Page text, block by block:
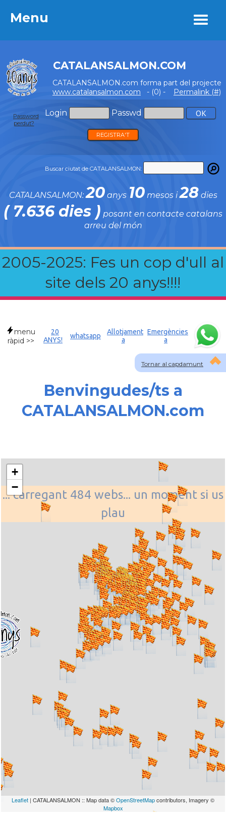
Menu
CATALANSALMON.COM
CATALANSALMON.com forma part del projecte
www.catalansalmon.com - (0) - Permalink (#)
Login Passwd
Password
perdut?
REGISTRA'T
Buscar ciutat de CATALANSALMON:
CATALANSALMON:20anys 10mesos i28 dies
( 7.636 dies ) posant en contacte catalans
arreu del món
2005-2025: Fes un cop d'ull al
site dels 20 anys!!!!
Menu
Tornar al capdamunt
menu
ràpid >>
20
ANYS!
whatsapp
Allotjament
a
Emergències
a
Benvingudes/ts a
CATALANSALMON.com
... carregant 484 webs... un moment si us
plau
+
−
Leaflet | CATALANSALMON :: Map data ©OpenStreetMapcontributors, Imagery ©
Mapbox